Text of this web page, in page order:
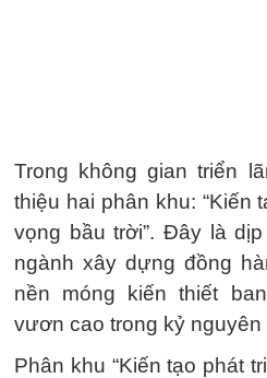
Trong không gian triển
thiệu hai phân khu: “Kiến
vọng bầu trời”. Đây là
ngành xây dựng đồng
nền móng kiến thiết
vươn cao trong kỷ nguyên
Phân khu “Kiến tạo phát